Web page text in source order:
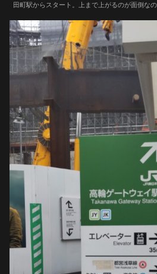
田町駅からスタート。上まで上がるのが面倒な